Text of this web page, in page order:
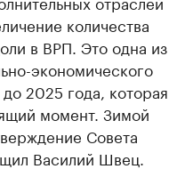
количества
в ВРП. Это одна из
экономического
2025 года, которая
момент. Зимой
Совета
Василий Швец.